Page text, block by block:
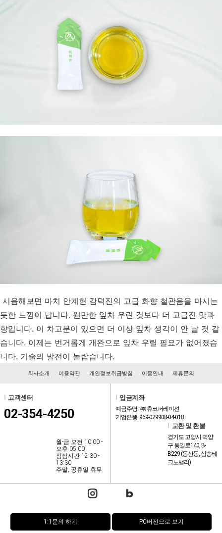
시음해보면 마치 안계현 감덕진의 고급 화향 철관음을 마시는
듯한 느낌이 납니다. 웬만한 잎차 우린 것보다 더 고급진 맛과
향입니다. 이 차고분이 있으면 더 이상 잎차 생각이 안 날 것 같
습니다. 이제는 번거롭게 개완으로 잎차 우릴 필요가 없어졌습
니다. 기술의 발전이 놀랍습니다.
회사소개 이용약관 개인정보취급방침 이용안내 제휴문의
고객센터
02-354-4250
월-금 오전 10:00 -
오후 05:00
점심시간 12:30 -
13:30
주말, 공휴일 휴무
입금계좌
예금주명 : ㈜ 휴코퍼레이션
기업은행: 969-029908-04-018
교환 및 환불
경기도 고양시 덕양
구 통일로140, B-
B229 (동산동, 삼송테
크노밸리)
1:1문의 하기 PC버전으로 보기